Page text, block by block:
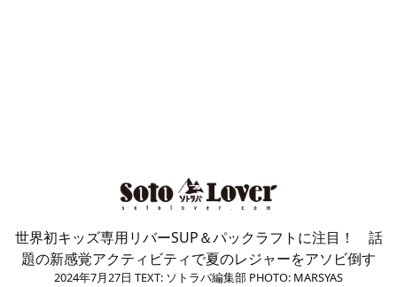
世界初キッズ専用リバーSUP＆パックラフトに注目！ 話
題の新感覚アクティビティで夏のレジャーをアソビ倒す
2024年7月27日 TEXT: ソトラバ編集部 PHOTO: MARSYAS